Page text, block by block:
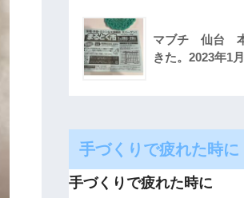
マブチ 仙台
きた。2023年1
手づくりで疲れた時に
手づくりで疲れた時に